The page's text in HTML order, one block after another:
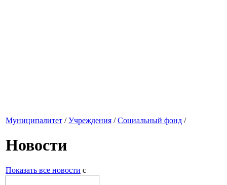
Муниципалитет /Учреждения /Социальный фонд /
Новости
Показать все новости с